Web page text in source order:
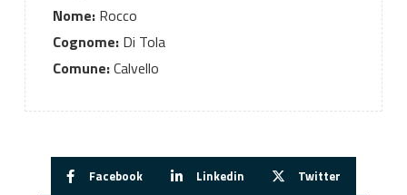
Nome:Rocco
Cognome:Di Tola
Comune:Calvello
Facebook Linkedin Twitter